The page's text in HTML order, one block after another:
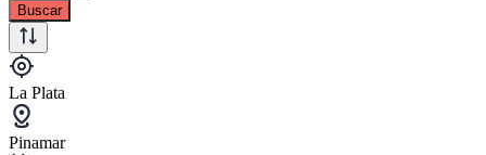
Buscar
La Plata
Pinamar